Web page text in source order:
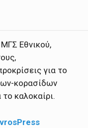
Εθνικού,
για το
κορασίδων
καλοκαίρι.